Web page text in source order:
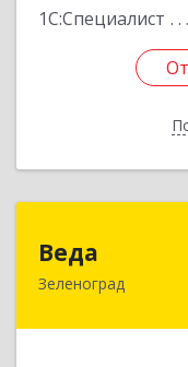
1С:Специалист
Веда
Зеленоград
124683,